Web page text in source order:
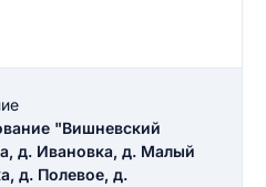
"Вишневский
д. Ивановка, д. Малый
д. Полевое, д.